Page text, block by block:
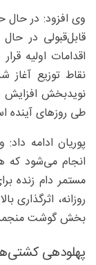
وی افزود: در حال
قابل‌قبولی در
اقدامات اولیه
نقاط توزیع
نویدبخش افزایش
طی روزهای آینده
پوریان ادامه
انجام می‌شود که
مستمر دام زنده
روزانه، اثرگذاری
بخش گوشت منجمد
پهلودهی